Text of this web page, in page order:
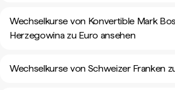
Wechselkurse von Konvertible Mark
Herzegowina zu Euro ansehen
Wechselkurse von Schweizer Franken